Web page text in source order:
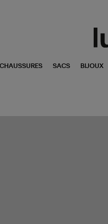
CHAUSSURES SACS BIJOUX